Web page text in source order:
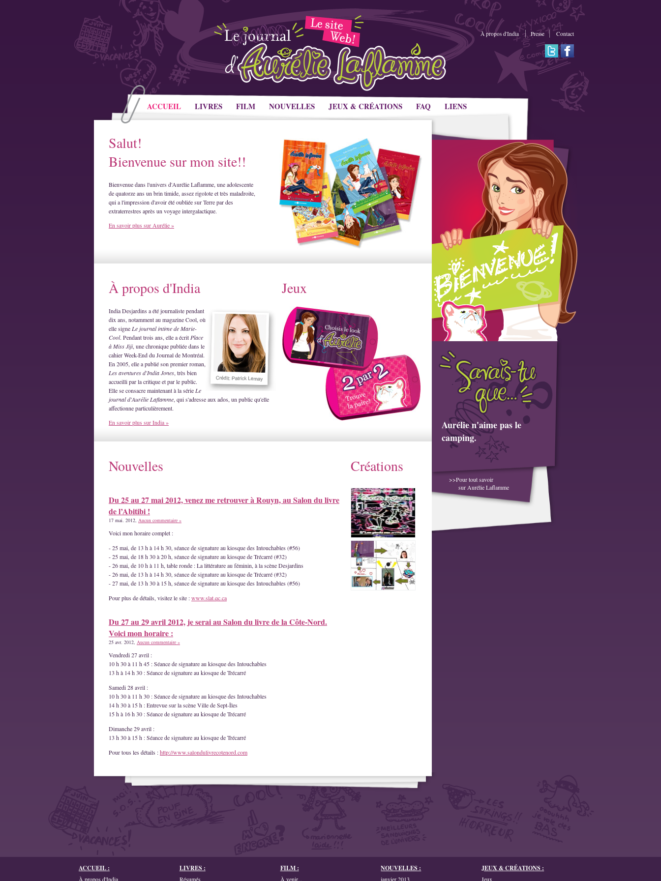
ACCUEIL LIVRES FILM NOUVELLES JEUX & CRÉATIONS FAQ LIENS
À propos d'India Presse Contact
Salut!
Bienvenue sur mon site!!
Bienvenue dans l'univers d'Aurélie Laflamme, une adolescente
de quatorze ans un brin timide, assez rigolote et très maladroite,
qui a l'impression d'avoir été oubliée sur Terre par des
extraterrestres après un voyage intergalactique.
En savoir plus sur Aurélie »
À propos d'India
India Desjardins a été journaliste pendant
dix ans, notamment au magazine Cool, où
elle signe Le journal intime de Marie-
Cool. Pendant trois ans, elle a écrit Place
à Miss Jiji, une chronique publiée dans le
cahier Week-End du Journal de Montréal.
En 2005, elle a publié son premier roman,
Les aventures d'India Jones, très bien
accueilli par la critique et par le public.
Elle se consacre maintenant à la série Le
journal d'Aurélie Laflamme, qui s'adresse aux ados, un public qu'elle
affectionne particulièrement.
En savoir plus sur India »
Jeux
Nouvelles
Du 25 au 27 mai 2012, venez me retrouver à Rouyn, au Salon du livre
de l’Abitibi !
17 mai. 2012, Aucun commentaire »
Voici mon horaire complet :
- 25 mai, de 13 h à 14 h 30, séance de signature au kiosque des Intouchables (#56)
- 25 mai, de 18 h 30 à 20 h, séance de signature au kiosque de Trécarré (#32)
- 26 mai, de 10 h à 11 h, table ronde : La littérature au féminin, à la scène Desjardins
- 26 mai, de 13 h à 14 h 30, séance de signature au kiosque de Trécarré (#32)
- 27 mai, de 13 h 30 à 15 h, séance de signature au kiosque des Intouchables (#56)
Pour plus de détails, visitez le site :www.slat.qc.ca
Du 27 au 29 avril 2012, je serai au Salon du livre de la Côte-Nord.
Voici mon horaire :
25 avr. 2012, Aucun commentaire »
Vendredi 27 avril :
10 h 30 à 11 h 45 : Séance de signature au kiosque des Intouchables
13 h à 14 h 30 : Séance de signature au kiosque de Trécarré
Samedi 28 avril :
10 h 30 à 11 h 30 : Séance de signature au kiosque des Intouchables
14 h 30 à 15 h : Entrevue sur la scène Ville de Sept-Îles
15 h à 16 h 30 : Séance de signature au kiosque de Trécarré
Dimanche 29 avril :
13 h 30 à 15 h : Séance de signature au kiosque de Trécarré
Pour tous les détails :http://www.salondulivrecotenord.com
Créations
Aurélie n'aime pas le
camping.
>>Pour tout savoir
sur Aurélie Laflamme
ACCUEIL :
À propos d'India
LIVRES :
Résumés
FILM :
À venir...
NOUVELLES :
janvier 2013
JEUX & CRÉATIONS :
Jeux